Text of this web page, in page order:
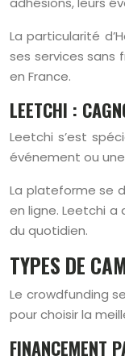
La particularité
ses services sans
en France.
LEETCHI :
Leetchi s’est
événement ou
La plateforme se
en ligne. Leetchi
du quotidien.
TYPES DE
Le crowdfunding
pour choisir la
FINANCEMENT